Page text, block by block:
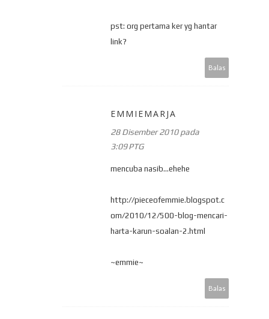
pst: org pertama ker yg hantar
link?
Balas
EMMIEMARJA
28 Disember 2010 pada
3:09 PTG
mencuba nasib...ehehe
http://pieceofemmie.blogspot.c
om/2010/12/500-blog-mencari-
harta-karun-soalan-2.html
~emmie~
Balas